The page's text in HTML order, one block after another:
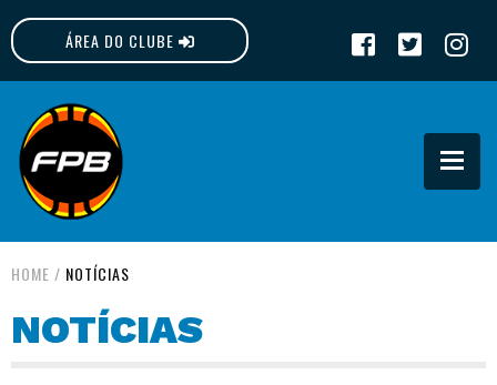
ÁREA DO CLUBE
FPB
HOME / NOTÍCIAS
NOTÍCIAS